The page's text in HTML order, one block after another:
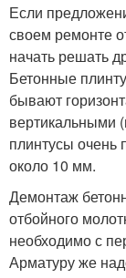
Если
своем ремонте
начать решать
Бетонные
бывают
вертикальными
плинтусы очень
около 10 мм.
Демонтаж
отбойного
необходимо с
Арматуру же